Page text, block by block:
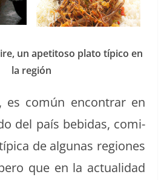
un apeti­toso pla­to típi­co en
la región
es común encon­trar en
del país bebidas, comi­
de algu­nas regiones
que en la actu­al­i­dad